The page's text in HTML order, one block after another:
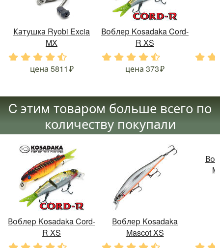
Катушка Ryobi Excia
MX
. . .
цена 5811
Воблер Kosadaka Cord-
R XS
. . .
цена 373
C этим товаром больше всего по
количеству покупали
Воблер Kosadaka Cord-
R XS
Воблер Kosadaka
Mascot XS